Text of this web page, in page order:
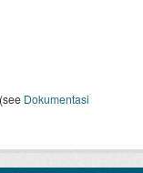
(see Dokumentasi